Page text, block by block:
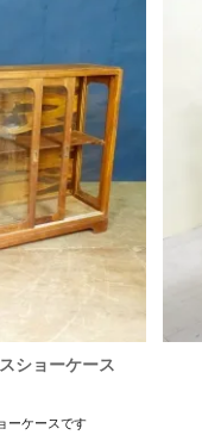
ショーケース
ーケースです